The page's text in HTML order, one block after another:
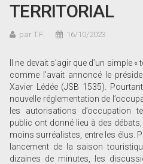
TERRITORIAL
par T.F. 16/10/2023
Il ne devait s’agir que d’un simple
comme l’avait annoncé le
Xavier Lédée (JSB 1535).
nouvelle réglementation de
les autorisations d’occupation
public ont donné lieu à des
moins surréalistes, entre les élus.
lancement de la saison
dizaines de minutes, les